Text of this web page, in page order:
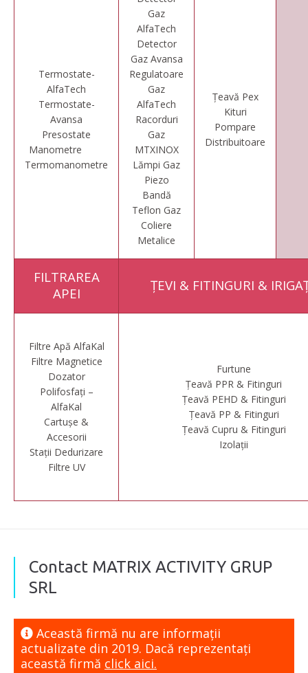
Termostate-
AlfaTech
Termostate-
Avansa
Presostate
Manometre
Termomanometre
Gaz
AlfaTech
Detector
Gaz Avansa
Regulatoare
Gaz
AlfaTech
Racorduri
Gaz
MTXINOX
Lămpi Gaz
Piezo
Bandă
Teflon Gaz
Coliere
Metalice
Țeavă Pex
Kituri
Pompare
Distribuitoare
FILTRAREA
APEI
ȚEVI & FITINGURI &
Filtre Apă AlfaKal
Filtre Magnetice
Dozator
Polifosfați –
AlfaKal
Cartușe &
Accesorii
Stații Dedurizare
Filtre UV
Furtune
Țeavă PPR & Fitinguri
Țeavă PEHD & Fitinguri
Țeavă PP & Fitinguri
Țeavă Cupru & Fitinguri
Izolații
Contact MATRIX ACTIVITY GRUP
SRL
Această firmă nu are informaţii
actualizate din 2019. Dacă reprezentaţi
această firmă click aici.